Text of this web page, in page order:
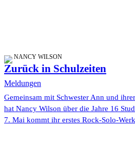
NANCY WILSON
Zurück in Schulzeiten
Meldungen
Gemeinsam mit Schwester Ann und
hat Nancy Wilson über die Jahre 16
7. Mai kommt ihr erstes Rock-Solo-